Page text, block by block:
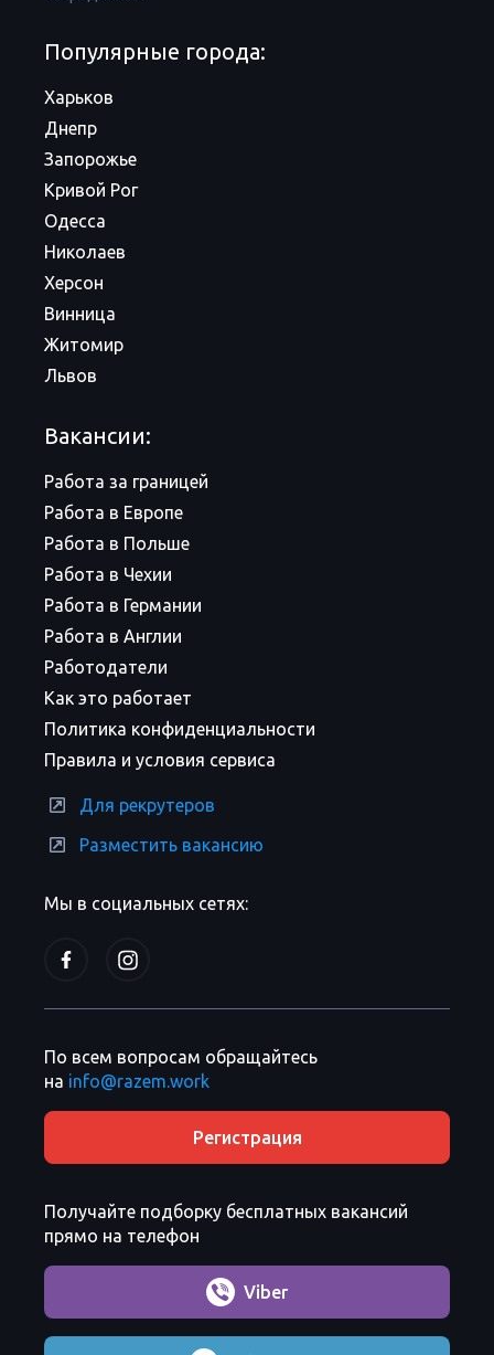
Мы в социальных сетях:
Популярные города:
Харьков
Днепр
Запорожье
Кривой Рог
Одесса
Николаев
Херсон
Винница
Житомир
Львов
Вакансии:
Работа за границей
Работа в Европе
Работа в Польше
Работа в Чехии
Работа в Германии
Работа в Англии
Работодатели
Как это работает
Политика конфиденциальности
Правила и условия сервиса
Для рекрутеров
Разместить вакансию
По всем вопросам обращайтесь
на info@razem.work
Регистрация
Получайте подборку бесплатных вакансий
прямо на телефон
Viber